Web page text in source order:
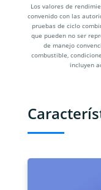
Los valores de
convenido con las
pruebas de ciclo
que pueden no ser
de manejo
combustible,
incluyen